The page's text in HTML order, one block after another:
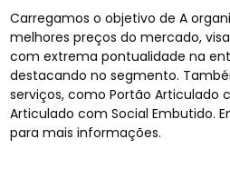
Carregamos o objetivo de A
melhores preços do mercado,
com extrema pontualidade na
destacando no segmento.
serviços, como Portão Articulado
Articulado com Social Embutido.
para mais informações.